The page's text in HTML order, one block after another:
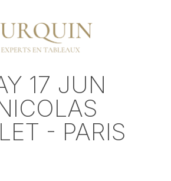
17 JUN
- PARIS